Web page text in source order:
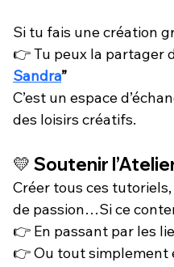
Si tu fais une création
👉 Tu peux la partager
Sandra”
C’est un espace
des loisirs créatifs.
💛 Soutenir
Créer tous ces
de passion…Si ce
👉 En passant par les
👉 Ou tout simplement